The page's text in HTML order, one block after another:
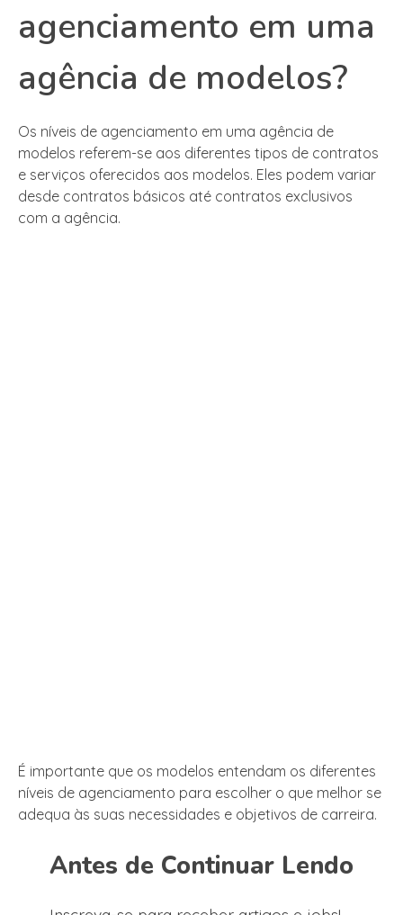
agenciamento em uma
agência de modelos?
Os níveis de agenciamento em uma agência de
modelos referem-se aos diferentes tipos de contratos
e serviços oferecidos aos modelos. Eles podem variar
desde contratos básicos até contratos exclusivos
com a agência.
É importante que os modelos entendam os diferentes
níveis de agenciamento para escolher o que melhor se
adequa às suas necessidades e objetivos de carreira.
Antes de Continuar Lendo